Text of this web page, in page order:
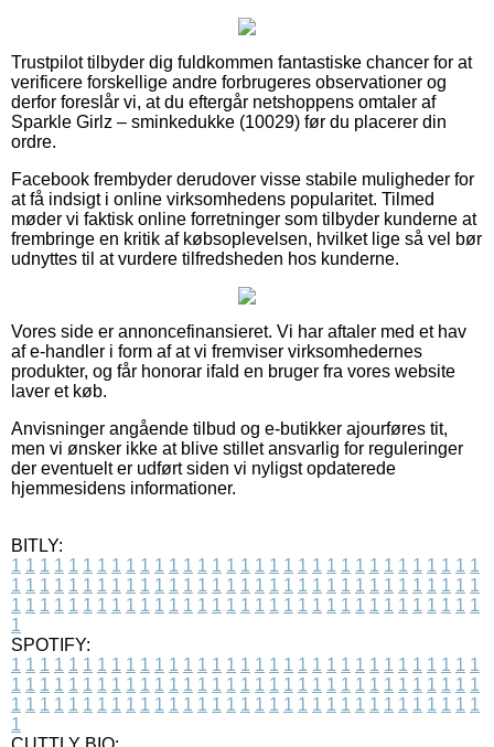
Trustpilot tilbyder dig fuldkommen fantastiske chancer for at
verificere forskellige andre forbrugeres observationer og
derfor foreslår vi, at du eftergår netshoppens omtaler af
Sparkle Girlz – sminkedukke (10029) før du placerer din
ordre.
Facebook frembyder derudover visse stabile muligheder for
at få indsigt i online virksomhedens popularitet. Tilmed
møder vi faktisk online forretninger som tilbyder kunderne at
frembringe en kritik af købsoplevelsen, hvilket lige så vel bør
udnyttes til at vurdere tilfredsheden hos kunderne.
Vores side er annoncefinansieret. Vi har aftaler med et hav
af e-handler i form af at vi fremviser virksomhedernes
produkter, og får honorar ifald en bruger fra vores website
laver et køb.
Anvisninger angående tilbud og e-butikker ajourføres tit,
men vi ønsker ikke at blive stillet ansvarlig for reguleringer
der eventuelt er udført siden vi nyligst opdaterede
hjemmesidens informationer.
BITLY:
1 1 1 1 1 1 1 1 1 1 1 1 1 1 1 1 1 1 1 1 1 1 1 1 1 1 1 1 1 1 1 1 1
1 1 1 1 1 1 1 1 1 1 1 1 1 1 1 1 1 1 1 1 1 1 1 1 1 1 1 1 1 1 1 1 1
1 1 1 1 1 1 1 1 1 1 1 1 1 1 1 1 1 1 1 1 1 1 1 1 1 1 1 1 1 1 1 1 1
1
SPOTIFY:
1 1 1 1 1 1 1 1 1 1 1 1 1 1 1 1 1 1 1 1 1 1 1 1 1 1 1 1 1 1 1 1 1
1 1 1 1 1 1 1 1 1 1 1 1 1 1 1 1 1 1 1 1 1 1 1 1 1 1 1 1 1 1 1 1 1
1 1 1 1 1 1 1 1 1 1 1 1 1 1 1 1 1 1 1 1 1 1 1 1 1 1 1 1 1 1 1 1 1
1